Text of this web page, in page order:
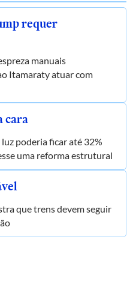
requer
manuais
Itamaraty atuar com
cara
poderia ficar até 32%
uma reforma estrutural
que trens devem seguir